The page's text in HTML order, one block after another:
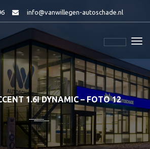
info@vanwillegen-autoschade.nl
1.6I DYNAMIC – FOTO 12